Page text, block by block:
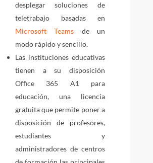
desplegar soluciones de
teletrabajo basadas en
Microsoft Teams de un
modo rápido y sencillo.
Las instituciones educativas
tienen a su disposición
Office 365 A1 para
educación, una licencia
gratuita que permite poner a
disposición de profesores,
estudiantes y
administradores de centros